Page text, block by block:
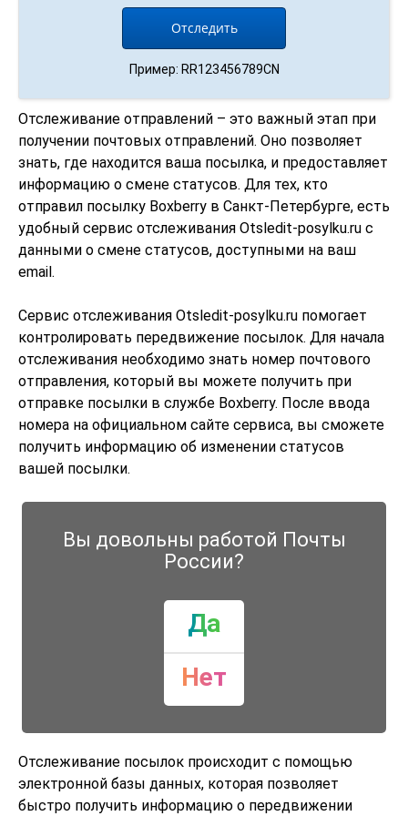
Пример: RR123456789CN
Отслеживание отправлений – это важный этап при
получении почтовых отправлений. Оно позволяет
знать, где находится ваша посылка, и предоставляет
информацию о смене статусов. Для тех, кто
отправил посылку Boxberry в Санкт-Петербурге, есть
удобный сервис отслеживания Otsledit-posylku.ru с
данными о смене статусов, доступными на ваш
email.
Сервис отслеживания Otsledit-posylku.ru помогает
контролировать передвижение посылок. Для начала
отслеживания необходимо знать номер почтового
отправления, который вы можете получить при
отправке посылки в службе Boxberry. После ввода
номера на официальном сайте сервиса, вы сможете
получить информацию об изменении статусов
вашей посылки.
Вы довольны работой Почты
России?
Да
Нет
Отслеживание посылок происходит с помощью
электронной базы данных, которая позволяет
быстро получить информацию о передвижении